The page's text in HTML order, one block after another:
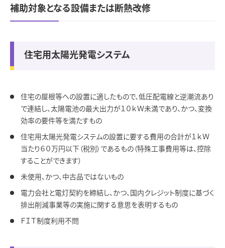
補助対象となる設備または断熱改修
住宅用太陽光発電システム
住宅の屋根等への設置に適したもので、低圧配電線と逆潮流あり
で連結し、太陽電池の最大出力が１０ｋＷ未満であり、かつ、変換
効率の要件等を満たすもの
住宅用太陽光発電システムの設置に要する費用の合計が１ｋＷ
当たり６０万円以下（税別）であるもの（特殊工事費用等は、控除
することができます）
未使用、かつ、中古品ではないもの
電力会社と電灯契約を締結し、かつ、国内クレジット制度に基づく
排出削減事業等の実施に関する意思を表明するもの
ＦＩＴ制度利用不問